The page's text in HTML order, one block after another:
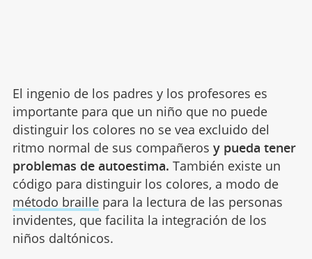
El ingenio de los padres y los profesores es
importante para que un niño que no puede
distinguir los colores no se vea excluido del
ritmo normal de sus compañeros y pueda tener
problemas de autoestima. También existe un
código para distinguir los colores, a modo de
método braillepara la lectura de las personas
invidentes, que facilita la integración de los
niños daltónicos.